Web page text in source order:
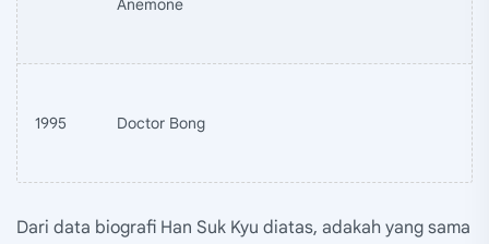
Anemone
1995 Doctor Bong
Dari data biografi Han Suk Kyu diatas, adakah yang sama